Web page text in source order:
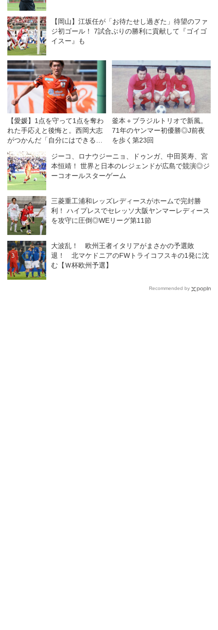
【岡山】江坂任が「お待たせし過ぎた」待望のファ
ジ初ゴール！ 7試合ぶりの勝利に貢献して『ゴイゴ
イスー』も
【愛媛】1点を守って1点を奪わ
れた手応えと後悔と。西岡大志
がつかんだ「自分にはできる」
の確信を胸に
釜本＋ブラジルトリオで新風。
71年のヤンマー初優勝◎J前夜
を歩く第23回
ジーコ、ロナウジーニョ、ドゥンガ、中田英寿、宮
本恒靖！ 世界と日本のレジェンドが広島で競演◎ジ
ーコオールスターゲーム
三菱重工浦和レッズレディースがホームで完封勝
利！ ハイプレスでセレッソ大阪ヤンマーレディース
を攻守に圧倒◎WEリーグ第11節
大波乱！ 欧州王者イタリアがまさかの予選敗
退！ 北マケドニアのFWトライコフスキの1発に沈
む【Ｗ杯欧州予選】
Recommended by